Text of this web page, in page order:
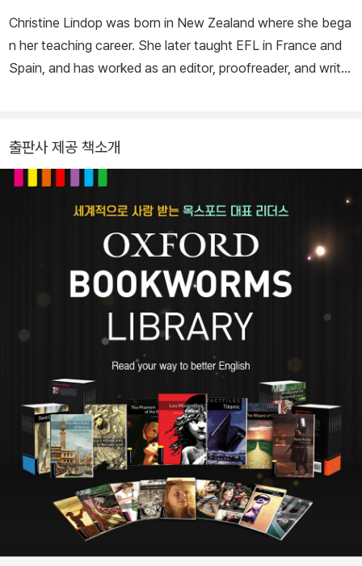
Christine Lindop was born in New Zealand where she bega
n her teaching career. She later taught EFL in France and
Spain, and has worked as an editor, proofreader, and writer
출판사 제공 책소개